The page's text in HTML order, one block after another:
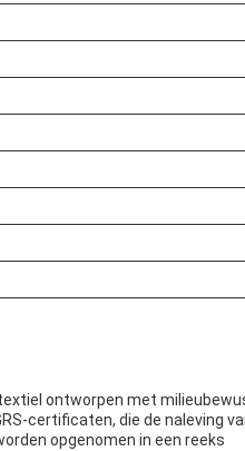
ontworpen met
certificaten, die de naleving
opgenomen in een reeks